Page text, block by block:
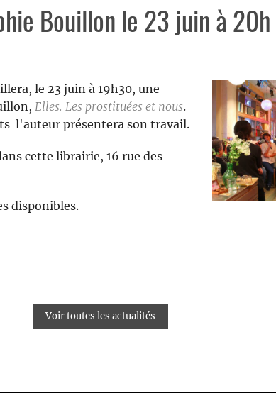
Bouillon le 23 juin à 20h
le 23 juin à 19h30, une
Elles. Les prostituées et nous.
l'auteur présentera son travail.
cette librairie, 16 rue des
disponibles.
Voir toutes les actualités